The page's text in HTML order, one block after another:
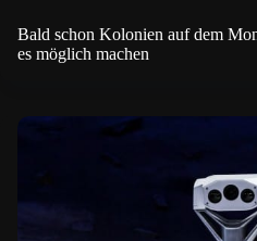
Bald schon Kolonien auf dem
es möglich machen